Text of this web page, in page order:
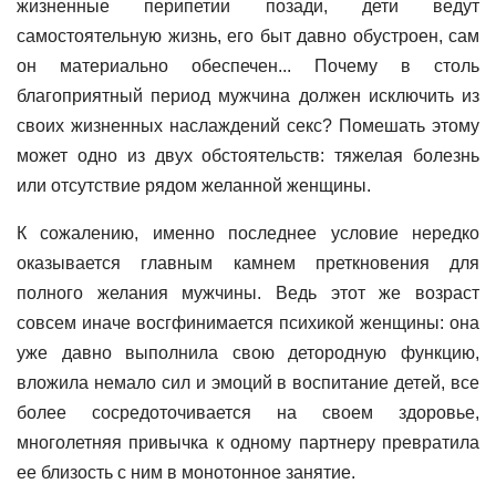
жизненные перипетии позади, дети ведут
самостоятельную жизнь, его быт давно обустроен, сам
он материально обеспечен... Почему в столь
благоприятный период мужчина должен исключить из
своих жизненных наслаждений секс? Помешать этому
может одно из двух обстоятельств: тяжелая болезнь
или отсутствие рядом желанной женщины.
К сожалению, именно последнее условие нередко
оказывается главным камнем преткновения для
полного желания мужчины. Ведь этот же возраст
совсем иначе восгфинимается психикой женщины: она
уже давно выполнила свою детородную функцию,
вложила немало сил и эмоций в воспитание детей, все
более сосредоточивается на своем здоровье,
многолетняя привычка к одному партнеру превратила
ее близость с ним в монотонное занятие.